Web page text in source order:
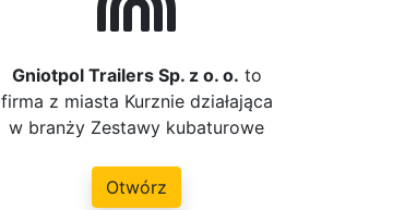
Gniotpol Trailers Sp. z o. o. to
firma z miasta Kurznie działająca
w branży Zestawy kubaturowe
Otwórz